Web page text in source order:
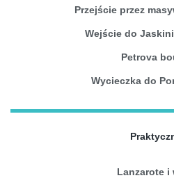
Przejście przez
Wejście do
Petrova
Wycieczka do
Lanzarote i